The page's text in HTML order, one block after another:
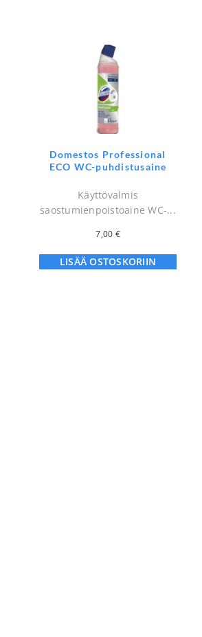
Domestos Professional
ECO WC-puhdistusaine
Käyttövalmis
saostumienpoistoaine WC-...
7,00 €
LISÄÄ OSTOSKORIIN